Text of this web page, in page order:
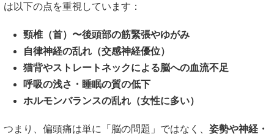
は以下の点を重視しています：
頸椎（首）〜後頭部の筋緊張やゆがみ
自律神経の乱れ（交感神経優位）
猫背やストレートネックによる脳への血流不足
呼吸の浅さ・睡眠の質の低下
ホルモンバランスの乱れ（女性に多い）
つまり、偏頭痛は単に「脳の問題」ではなく、 姿勢や神経・